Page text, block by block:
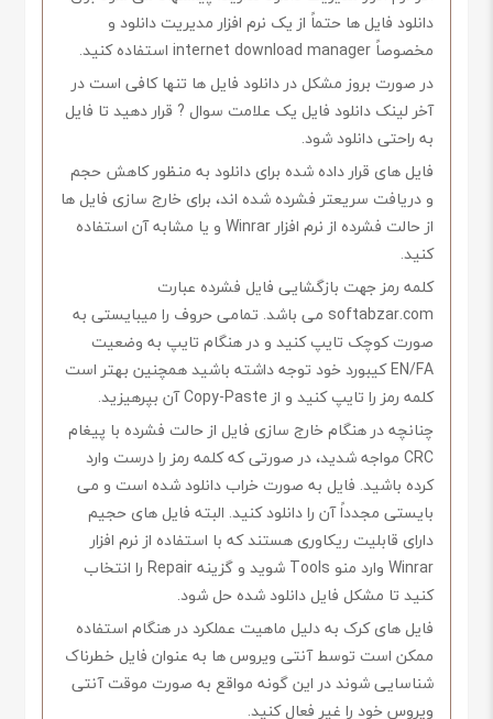
دانلود فایل ها حتماً از یک نرم افزار مدیریت دانلود و
مخصوصاً internet download manager استفاده کنید.
در صورت بروز مشکل در دانلود فایل ها تنها کافی است در
آخر لینک دانلود فایل یک علامت سوال ? قرار دهید تا فایل
به راحتی دانلود شود.
فایل های قرار داده شده برای دانلود به منظور کاهش حجم
و دریافت سریعتر فشرده شده اند، برای خارج سازی فایل ها
از حالت فشرده از نرم افزار Winrar و یا مشابه آن استفاده
کنید.
کلمه رمز جهت بازگشایی فایل فشرده عبارت
softabzar.com می باشد. تمامی حروف را میبایستی به
صورت کوچک تایپ کنید و در هنگام تایپ به وضعیت
EN/FA کیبورد خود توجه داشته باشید همچنین بهتر است
کلمه رمز را تایپ کنید و از Copy-Paste آن بپرهیزید.
چنانچه در هنگام خارج سازی فایل از حالت فشرده با پیغام
CRC مواجه شدید، در صورتی که کلمه رمز را درست وارد
کرده باشید. فایل به صورت خراب دانلود شده است و می
بایستی مجدداً آن را دانلود کنید. البته فایل های حجیم
دارای قابلیت ریکاوری هستند که با استفاده از نرم افزار
Winrar وارد منو Tools شوید و گزینه Repair را انتخاب
کنید تا مشکل فایل دانلود شده حل شود.
فایل های کرک به دلیل ماهیت عملکرد در هنگام استفاده
ممکن است توسط آنتی ویروس ها به عنوان فایل خطرناک
شناسایی شوند در این گونه مواقع به صورت موقت آنتی
ویروس خود را غیر فعال کنید.